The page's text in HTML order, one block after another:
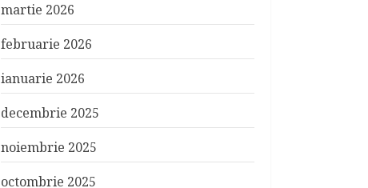
martie 2026
februarie 2026
ianuarie 2026
decembrie 2025
noiembrie 2025
octombrie 2025